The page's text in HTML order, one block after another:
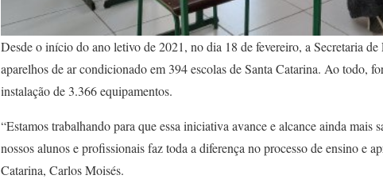
Desde o início do ano letivo de 2021, no dia 18 de fevereiro, a Secretaria
aparelhos de ar condicionado em 394 escolas de Santa Catarina. Ao todo,
instalação de 3.366 equipamentos.
“Estamos trabalhando para que essa iniciativa avance e alcance ainda mais
nossos alunos e profissionais faz toda a diferença no processo de ensino e
Catarina, Carlos Moisés.